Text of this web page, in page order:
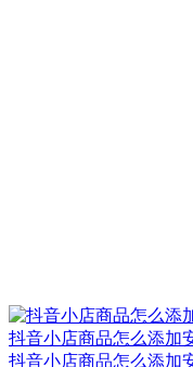
抖音小店商品怎么添加
抖音小店商品怎么添加